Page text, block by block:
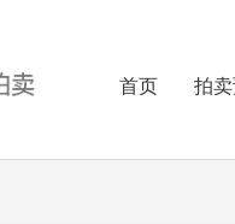
首页 拍